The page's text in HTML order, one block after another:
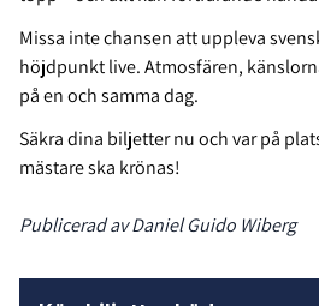
Missa inte chansen att uppleva
höjdpunkt live. Atmosfären,
på en och samma dag.
Säkra dina biljetter nu och var på
mästare ska krönas!
Publicerad av Daniel Guido Wiberg